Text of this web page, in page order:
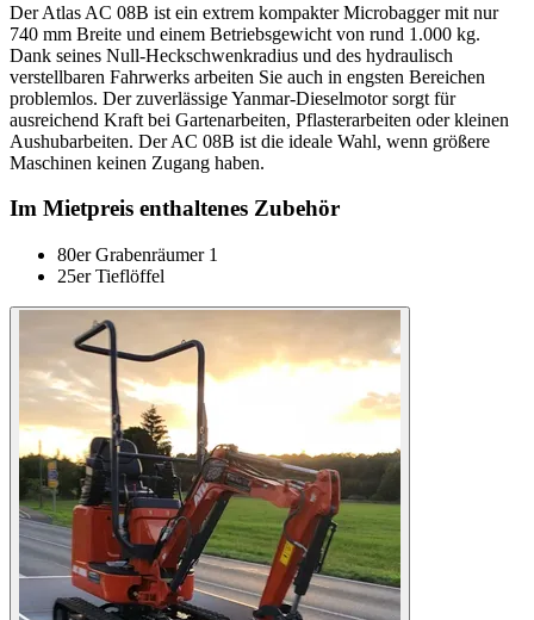
Der Atlas AC 08B ist ein extrem kompakter Microbagger mit nur
740 mm Breite und einem Betriebsgewicht von rund 1.000 kg.
Dank seines Null-Heckschwenkradius und des hydraulisch
verstellbaren Fahrwerks arbeiten Sie auch in engsten Bereichen
problemlos. Der zuverlässige Yanmar-Dieselmotor sorgt für
ausreichend Kraft bei Gartenarbeiten, Pflasterarbeiten oder kleinen
Aushubarbeiten. Der AC 08B ist die ideale Wahl, wenn größere
Maschinen keinen Zugang haben.
Im Mietpreis enthaltenes Zubehör
80er Grabenräumer 1
25er Tieflöffel